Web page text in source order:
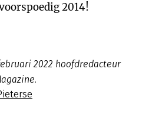
2014!
2022 hoofdredacteur